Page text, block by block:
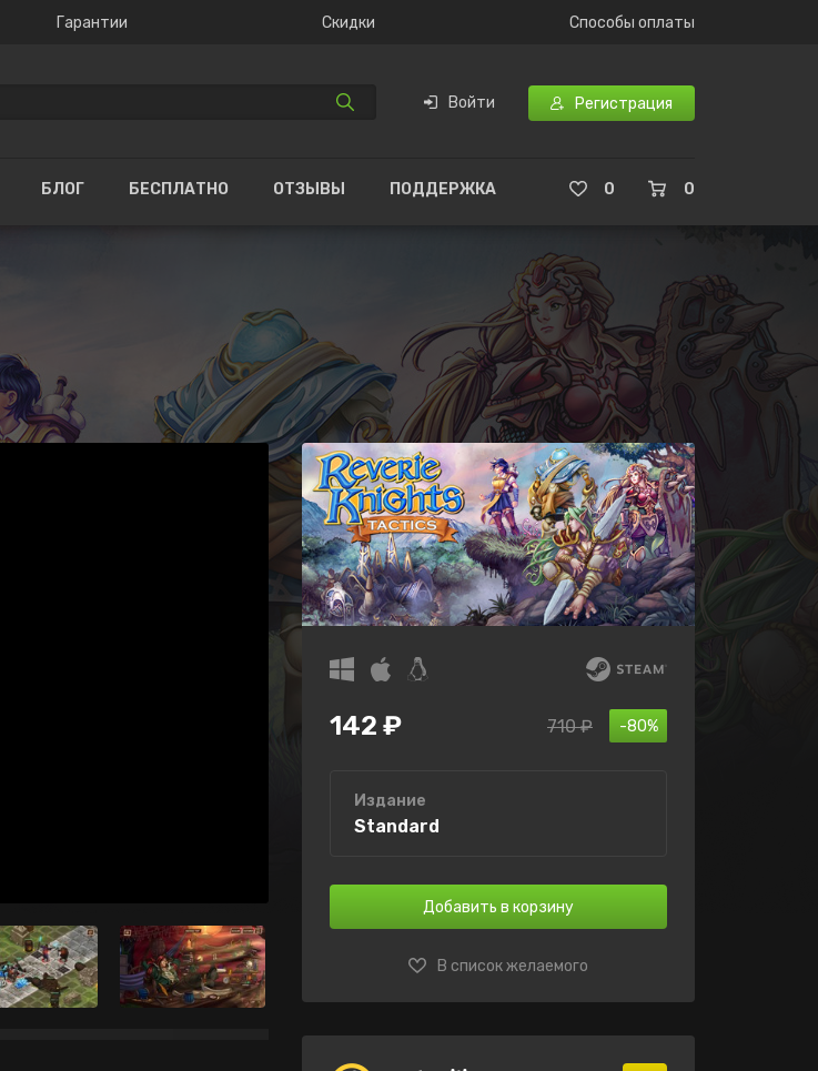
Гарантии Скидки Способы оплаты
Войти Регистрация
БЛОГ БЕСПЛАТНО ОТЗЫВЫ ПОДДЕРЖКА 0
0
142 ₽ -80%
710 ₽
Издание
Standard
Добавить в корзину
В список желаемого